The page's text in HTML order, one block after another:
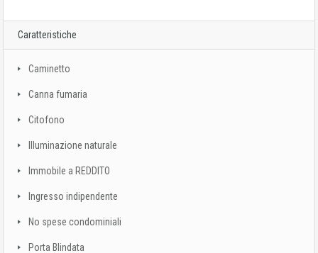
Caratteristiche
Caminetto
Canna fumaria
Citofono
Illuminazione naturale
Immobile a REDDITO
Ingresso indipendente
No spese condominiali
Porta Blindata